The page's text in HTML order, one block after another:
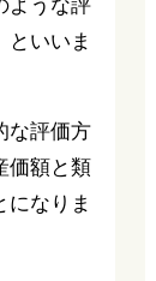
ような評
といいま
な評価方
価額と類
になりま